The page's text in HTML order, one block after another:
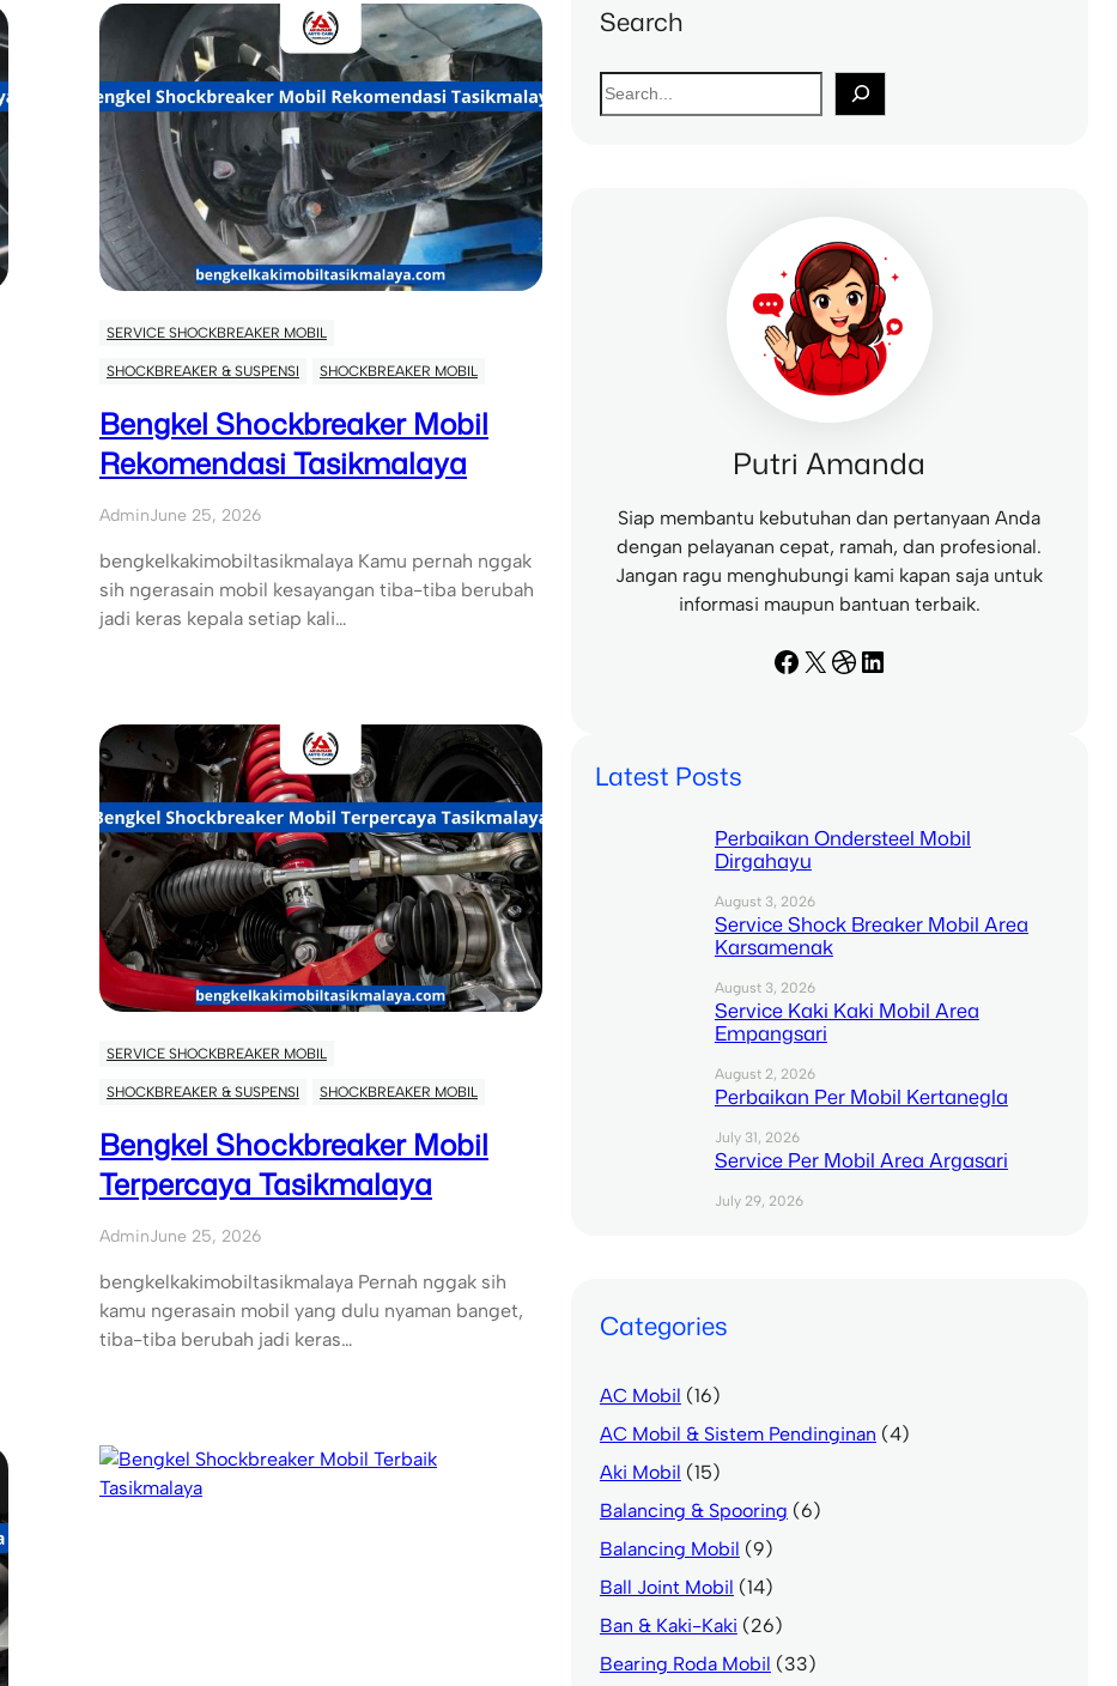
SERVICE SHOCKBREAKER MOBIL
SHOCKBREAKER & SUSPENSI SHOCKBREAKER MOBIL
Bengkel Shockbreaker Mobil
Rekomendasi Tasikmalaya
AdminJune 25, 2026
bengkelkakimobiltasikmalaya Kamu pernah nggak
sih ngerasain mobil kesayangan tiba-tiba berubah
jadi keras kepala setiap kali…
SERVICE SHOCKBREAKER MOBIL
SHOCKBREAKER & SUSPENSI SHOCKBREAKER MOBIL
Bengkel Shockbreaker Mobil
Terpercaya Tasikmalaya
AdminJune 25, 2026
bengkelkakimobiltasikmalaya Pernah nggak sih
kamu ngerasain mobil yang dulu nyaman banget,
tiba-tiba berubah jadi keras…
Search
S
e
Putri Amanda
Siap membantu kebutuhan dan pertanyaan Anda
dengan pelayanan cepat, ramah, dan profesional.
Jangan ragu menghubungi kami kapan saja untuk
informasi maupun bantuan terbaik.
Facebook X Dribbble LinkedIn
Latest Posts
Perbaikan Ondersteel Mobil
Dirgahayu
August 3, 2026
Service Shock Breaker Mobil Area
Karsamenak
August 3, 2026
Service Kaki Kaki Mobil Area
Empangsari
August 2, 2026
Perbaikan Per Mobil Kertanegla
July 31, 2026
Service Per Mobil Area Argasari
July 29, 2026
Categories
AC Mobil (16)
AC Mobil & Sistem Pendinginan (4)
Aki Mobil (15)
Balancing & Spooring (6)
Balancing Mobil (9)
Ball Joint Mobil (14)
Ban & Kaki-Kaki (26)
Bearing Roda Mobil (33)